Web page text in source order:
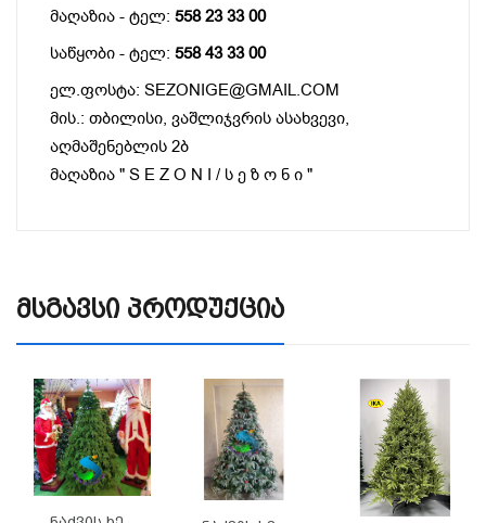
მაღაზია - ტელ: 558 23 33 00
საწყობი - ტელ: 558 43 33 00
ელ.ფოსტა: SEZONIGE@GMAIL.COM
მის.: თბილისი, ვაშლიჯვრის ასახვევი,
აღმაშენებლის 2ბ
მაღაზია " S E Z O N I / ს ე ზ ო ნ ი "
Მსგავსი Პროდუქცია